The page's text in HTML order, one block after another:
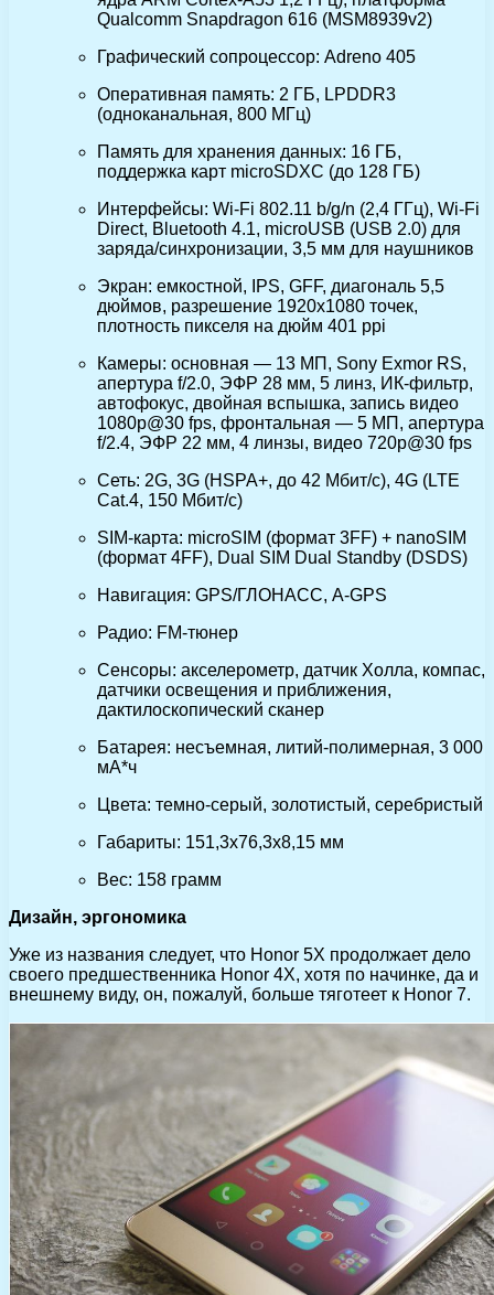
Qualcomm Snapdragon 616 (MSM8939v2)
Графический сопроцессор: Adreno 405
Оперативная память: 2 ГБ, LPDDR3
(одноканальная, 800 МГц)
Память для хранения данных: 16 ГБ,
поддержка карт microSDXC (до 128 ГБ)
Интерфейсы: Wi-Fi 802.11 b/g/n (2,4 ГГц), Wi-Fi
Direct, Bluetooth 4.1, microUSB (USB 2.0) для
заряда/синхронизации, 3,5 мм для наушников
Экран: емкостной, IPS, GFF, диагональ 5,5
дюймов, разрешение 1920х1080 точек,
плотность пикселя на дюйм 401 ppi
Камеры: основная — 13 МП, Sony Exmor RS,
апертура f/2.0, ЭФР 28 мм, 5 линз, ИК-фильтр,
автофокус, двойная вспышка, запись видео
1080p@30 fps, фронтальная — 5 МП, апертура
f/2.4, ЭФР 22 мм, 4 линзы, видео 720p@30 fps
Сеть: 2G, 3G (HSPA+, до 42 Мбит/с), 4G (LTE
Cat.4, 150 Мбит/с)
SIM-карта: microSIM (формат 3FF) + nanoSIM
(формат 4FF), Dual SIM Dual Standby (DSDS)
Навигация: GPS/ГЛОНАСС, A-GPS
Радио: FM-тюнер
Сенсоры: акселерометр, датчик Холла, компас,
датчики освещения и приближения,
дактилоскопический сканер
Батарея: несъемная, литий-полимерная, 3 000
мА*ч
Цвета: темно-серый, золотистый, серебристый
Габариты: 151,3х76,3х8,15 мм
Вес: 158 грамм
Дизайн, эргономика
Уже из названия следует, что Honor 5X продолжает дело
своего предшественника Honor 4X, хотя по начинке, да и
внешнему виду, он, пожалуй, больше тяготеет к Honor 7.